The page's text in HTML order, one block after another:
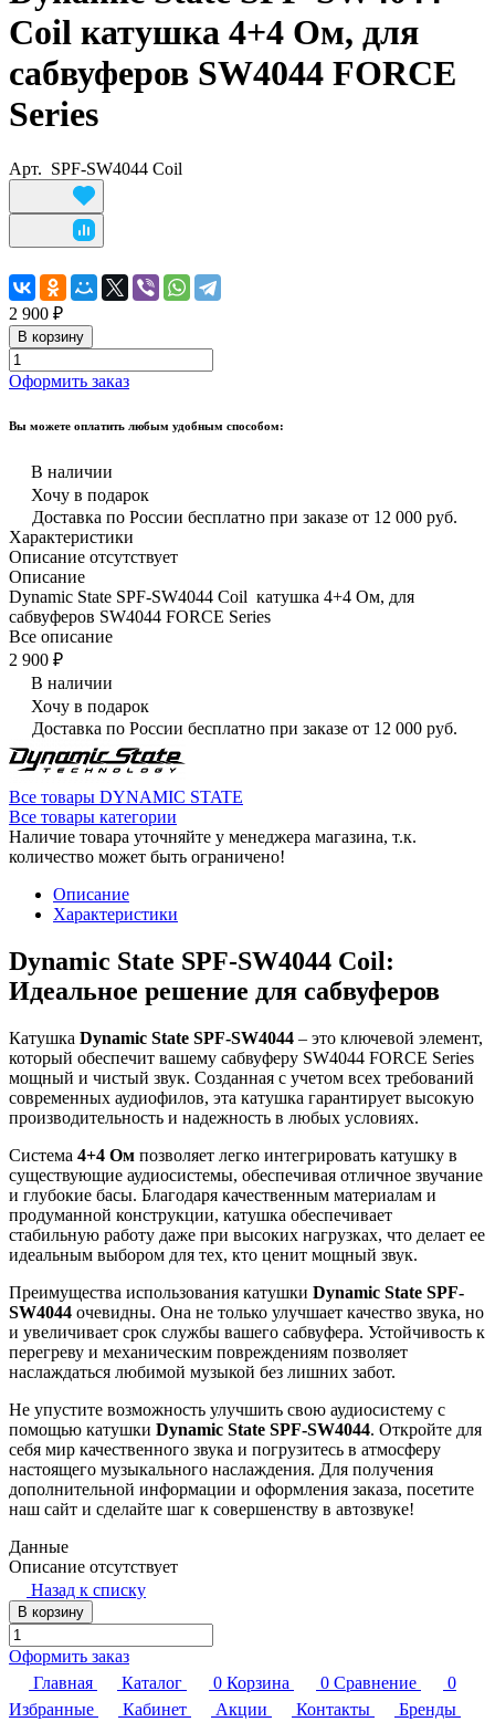
Coil катушка 4+4 Ом, для
сабвуферов SW4044 FORCE
Series
Арт. SPF-SW4044 Coil
2 900 ₽
В корзину
Оформить заказ
Вы можете оплатить любым удобным способом:
В наличии
Хочу в подарок
Доставка по России бесплатно при заказе от 12 000 руб.
Характеристики
Описание отсутствует
Описание
Dynamic State SPF-SW4044 Coil катушка 4+4 Ом, для
сабвуферов SW4044 FORCE Series
Все описание
2 900 ₽
В наличии
Хочу в подарок
Доставка по России бесплатно при заказе от 12 000 руб.
Все товары DYNAMIC STATE
Все товары категории
Наличие товара уточняйте у менеджера магазина, т.к.
количество может быть ограничено!
Описание
Характеристики
Dynamic State SPF-SW4044 Coil:
Идеальное решение для сабвуферов
Катушка Dynamic State SPF-SW4044 – это ключевой элемент,
который обеспечит вашему сабвуферу SW4044 FORCE Series
мощный и чистый звук. Созданная с учетом всех требований
современных аудиофилов, эта катушка гарантирует высокую
производительность и надежность в любых условиях.
Система 4+4 Ом позволяет легко интегрировать катушку в
существующие аудиосистемы, обеспечивая отличное звучание
и глубокие басы. Благодаря качественным материалам и
продуманной конструкции, катушка обеспечивает
стабильную работу даже при высоких нагрузках, что делает ее
идеальным выбором для тех, кто ценит мощный звук.
Преимущества использования катушки Dynamic State SPF-
SW4044 очевидны. Она не только улучшает качество звука, но
и увеличивает срок службы вашего сабвуфера. Устойчивость к
перегреву и механическим повреждениям позволяет
наслаждаться любимой музыкой без лишних забот.
Не упустите возможность улучшить свою аудиосистему с
помощью катушки Dynamic State SPF-SW4044. Откройте для
себя мир качественного звука и погрузитесь в атмосферу
настоящего музыкального наслаждения. Для получения
дополнительной информации и оформления заказа, посетите
наш сайт и сделайте шаг к совершенству в автозвуке!
Данные
Описание отсутствует
Назад к списку
В корзину
Оформить заказ
Главная
Каталог 0 Корзина 0 Сравнение
0
Избранные
Кабинет Акции Контакты
Бренды